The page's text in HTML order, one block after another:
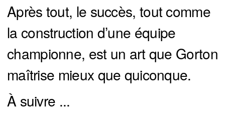
Après tout, le succès, tout comme
la construction d’une équipe
championne, est un art que Gorton
maîtrise mieux que quiconque.
À suivre ...